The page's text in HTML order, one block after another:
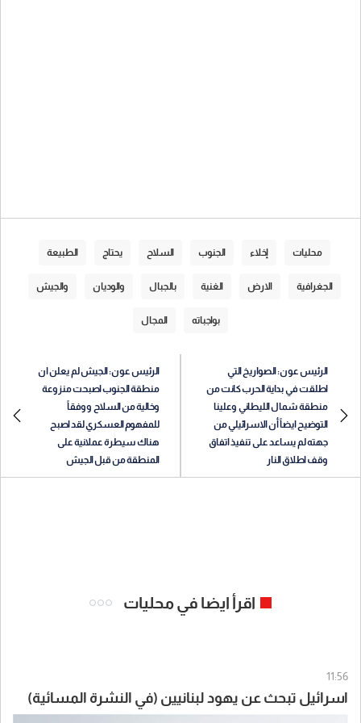
محليات إخلاء الجنوب السلاح يحتاج الطبيعة
الجغرافية الارض الغنية بالجبال والوديان والجيش
بواجباته المجال
الرئيس عون: الصواريخ التي
اطلقت في بداية الحرب كانت من
منطقة شمال الليطاني وعلينا
التوضيح ايضاً أن الاسرائيلي من
جهته لم يساعد على تنفيذ اتفاق
وقف اطلاق النار
الرئيس عون: الجيش لم يعلن ان
منطقة الجنوب اصبحت منزوعة
وخالية من السلاح ووفقاً
للمفهوم العسكري لقد اصبح
هناك سيطرة عملانية على
المنطقة من قبل الجيش
اقرأ ايضا في محليات
11:56
اسرائيل تبحث عن يهود لبنانيين (في النشرة المسائية)